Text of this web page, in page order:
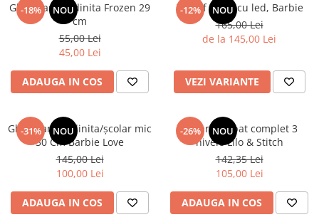
-18% NOU
Ghiozdan gradinita Frozen 29
cm
55,00 Lei
45,00 Lei
ADAUGA IN COS
-12% NOU
Pantof sport cu led, Barbie
165,00 Lei
de la 145,00 Lei
VEZI VARIANTE
-31% NOU
Ghiozdan gradinita/școlar mic
30 Cm Barbie Love
145,00 Lei
100,00 Lei
ADAUGA IN COS
-26% NOU
Penar echipat complet 3
nivele Lilo & Stitch
142,35 Lei
105,00 Lei
ADAUGA IN COS